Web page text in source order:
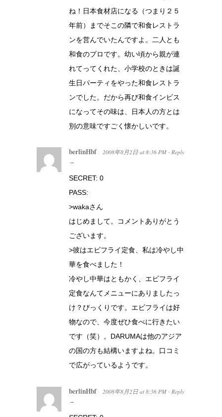
ね！日本食材店になる（つまり２５
年前）までそこの隣で和食レストラ
ンを営んでいたんですよ。二人とも
和食のプロです。幼い頃から親が連
れてってくれた、小学校のときは誕
生日パーティをやった和食レストラ
ンでした。だから再び和食インビス
になってその味は、日本人の方とは
別の意味ですごく懐かしいです。
berlinHbf 2008年8月2日 at 8:36 PM · Reply
→
SECRET: 0
PASS:
>wakaさん
はじめまして。コメントありがとう
ございます。
>彼はエビフライ定食、私は冷やし中
華を食べました！
冷やし中華はともかく、エビフライ
定食なんてメニューにありましたっ
け？びっくりです。エビフライは好
物なので、今度ぜひ食べに行きたい
です（笑）。DARUMAは他のアジア
の国の方も結構いますよね。口コミ
で広がっているようです。
berlinHbf 2008年8月2日 at 8:36 PM · Reply
→